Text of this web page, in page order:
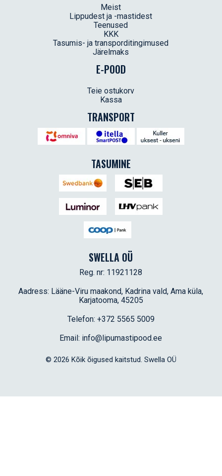
Meist
Lippudest ja -mastidest
Teenused
KKK
Tasumis- ja transporditingimused
Järelmaks
E-POOD
Teie ostukorv
Kassa
TRANSPORT
TASUMINE
SWELLA OÜ
Reg. nr: 11921128
Aadress: Lääne-Viru maakond, Kadrina vald, Ama küla,
Karjatooma, 45205
Telefon: +372 5565 5009
Email: info@lipumastipood.ee
© 2026 Kõik õigused kaitstud. Swella OÜ